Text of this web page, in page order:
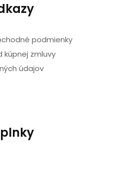
podmienky
kúpnej zmluvy
údajov